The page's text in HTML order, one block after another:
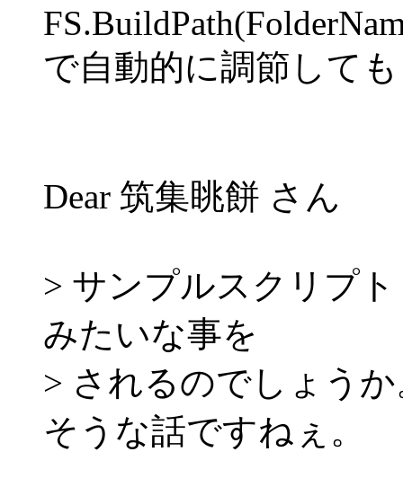
で自動的に調節して
Dear 筑集眺餅 さん
> サンプルスクリプト
みたいな事を
> されるのでしょう
そうな話ですねぇ。